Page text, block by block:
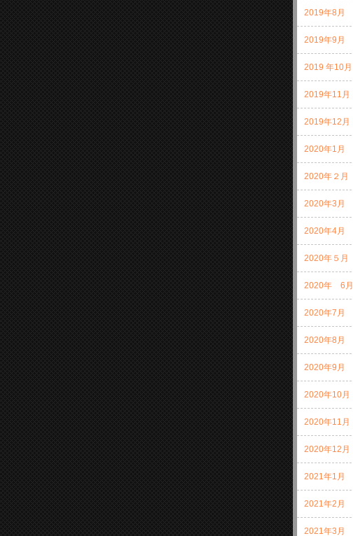
2019年8月
2019年9月
2019 年10月
2019年11月
2019年12月
2020年1月
2020年２月
2020年3月
2020年4月
2020年５月
2020年 6月
2020年7月
2020年8月
2020年9月
2020年10月
2020年11月
2020年12月
2021年1月
2021年2月
2021年3月